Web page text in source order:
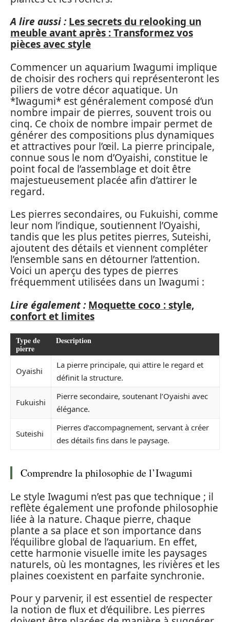
A lire aussi : Les secrets du relooking un
meuble avant après : Transformez vos
pièces avec style
Commencer un aquarium Iwagumi implique
de choisir des rochers qui représenteront les
piliers de votre décor aquatique. Un
*Iwagumi* est généralement composé d’un
nombre impair de pierres, souvent trois ou
cinq. Ce choix de nombre impair permet de
générer des compositions plus dynamiques
et attractives pour l’œil. La pierre principale,
connue sous le nom d’Oyaishi, constitue le
point focal de l’assemblage et doit être
majestueusement placée afin d’attirer le
regard.
Les pierres secondaires, ou Fukuishi, comme
leur nom l’indique, soutiennent l’Oyaishi,
tandis que les plus petites pierres, Suteishi,
ajoutent des détails et viennent compléter
l’ensemble sans en détourner l’attention.
Voici un aperçu des types de pierres
fréquemment utilisées dans un Iwagumi :
Lire également : Moquette coco : style,
confort et limites
Type de
pierre
Description
Oyaishi
La pierre principale, qui attire le regard et
définit la structure.
Fukuishi
Pierre secondaire, soutenant l’Oyaishi avec
élégance.
Suteishi
Pierres d’accompagnement, servant à créer
des détails fins dans le paysage.
Comprendre la philosophie de l’Iwagumi
Le style Iwagumi n’est pas que technique ; il
reflète également une profonde philosophie
liée à la nature. Chaque pierre, chaque
plante a sa place et son importance dans
l’équilibre global de l’aquarium. En effet,
cette harmonie visuelle imite les paysages
naturels, où les montagnes, les rivières et les
plaines coexistent en parfaite synchronie.
Pour y parvenir, il est essentiel de respecter
la notion de flux et d’équilibre. Les pierres